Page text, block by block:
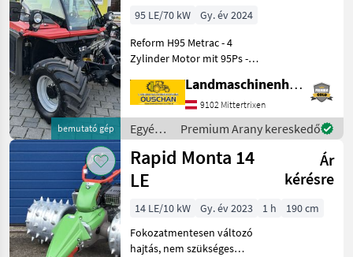
bemutató gép
95 LE/70 kW
Gy. év 2024
Reform H95 Metrac - 4
Zylinder Motor mit 95Ps -
Hubwerk mit
Außenbedienung -
Luftgefederter Sitz -
Arbeitsscheinwerfer -
Arbeitshyd
Landmaschinenhandel Ouschan Anton
9102 Mittertrixen
Egyéb
mezőgazdasági
erőgépek
/
Reform
Premium Arany kereskedő
Rapid Monta 14
LE
Ár
kérésre
14 LE/10 kW Gy. év 2023 1 h
190 cm
Fokozatmentesen változó
hajtás, nem szükséges